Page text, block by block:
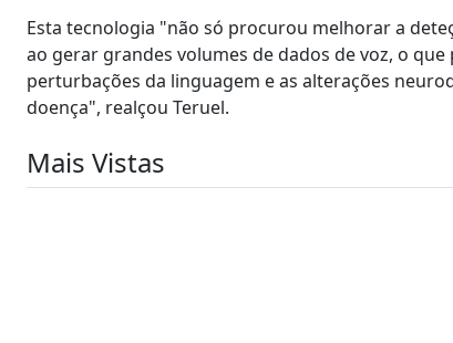
Esta tecnologia "não só procurou melhorar a
ao gerar grandes volumes de dados de voz, o
perturbações da linguagem e as alterações
doença", realçou Teruel.
Mais Vistas